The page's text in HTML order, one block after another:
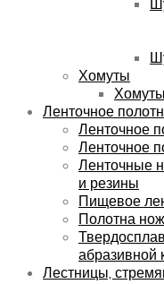
Хомуты
Ленточное
Ленточное
Ленточное
Ленточные
и резины
Пищевое
Полотна
абразивной
Лестницы,